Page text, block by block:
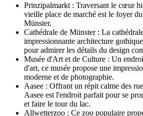
Prinzipalmarkt : Traversant le cœur
vieille place de marché est le foyer
Münster.
Cathédrale de Münster : La
impressionnante architecture
pour admirer les détails du design
Musée d'Art et de Culture : Un
d'art, ce musée propose une
moderne et de photographie.
Aasee : Offrant un répit calme des
Aasee est l'endroit parfait pour se
et faire le tour du lac.
Allwetterzoo : Ce zoo populaire